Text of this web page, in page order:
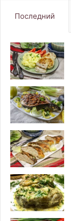
Последний